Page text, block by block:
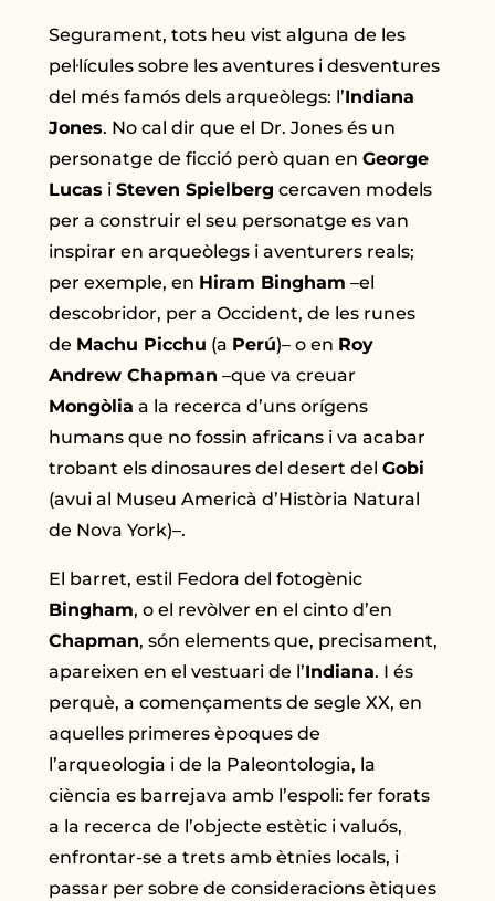
Segurament, tots heu vist alguna de les
pel·lícules sobre les aventures i desventures
del més famós dels arqueòlegs: l’Indiana
Jones. No cal dir que el Dr. Jones és un
personatge de ficció però quan enGeorge
Lucas iSteven Spielberg cercaven models
per a construir el seu personatge es van
inspirar en arqueòlegs i aventurers reals;
per exemple, en Hiram Bingham –el
descobridor, per a Occident, de les runes
de Machu Picchu (a Perú)– o en Roy
Andrew Chapman –que va creuar
Mongòlia a la recerca d’uns orígens
humans que no fossin africans i va acabar
trobant els dinosaures del desert delGobi
(avui al Museu Americà d’Història Natural
de Nova York)–.
El barret, estil Fedora del fotogènic
Bingham, o el revòlver en el cinto d’en
Chapman, són elements que, precisament,
apareixen en el vestuari de l’Indiana. I és
perquè, a començaments de segle XX, en
aquelles primeres èpoques de
l’arqueologia i de la Paleontologia, la
ciència es barrejava amb l’espoli: fer forats
a la recerca de l’objecte estètic i valuós,
enfrontar-se a trets amb ètnies locals, i
passar per sobre de consideracions ètiques